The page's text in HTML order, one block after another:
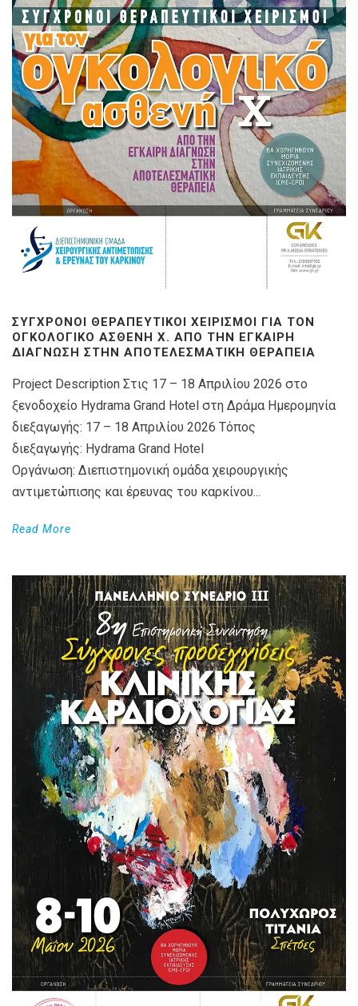
ΣΎΓΧΡΟΝΟΙ ΘΕΡΑΠΕΥΤΙΚΟΊ ΧΕΙΡΙΣΜΟΊ ΓΙΑ ΤΟΝ
ΟΓΚΟΛΟΓΙΚΌ ΑΣΘΕΝΉ X. ΑΠΌ ΤΗΝ ΈΓΚΑΙΡΗ
ΔΙΆΓΝΩΣΗ ΣΤΗΝ ΑΠΟΤΕΛΕΣΜΑΤΙΚΉ ΘΕΡΑΠΕΊΑ
Project Description Στις 17 – 18 Απριλίου 2026 στο
ξενοδοχείο Hydrama Grand Hotel στη Δράμα Ημερομηνία
διεξαγωγής: 17 – 18 Απριλίου 2026 Τόπος
διεξαγωγής: Hydrama Grand Hotel
Οργάνωση: Διεπιστημονική ομάδα χειρουργικής
αντιμετώπισης και έρευνας του καρκίνου...
Read More